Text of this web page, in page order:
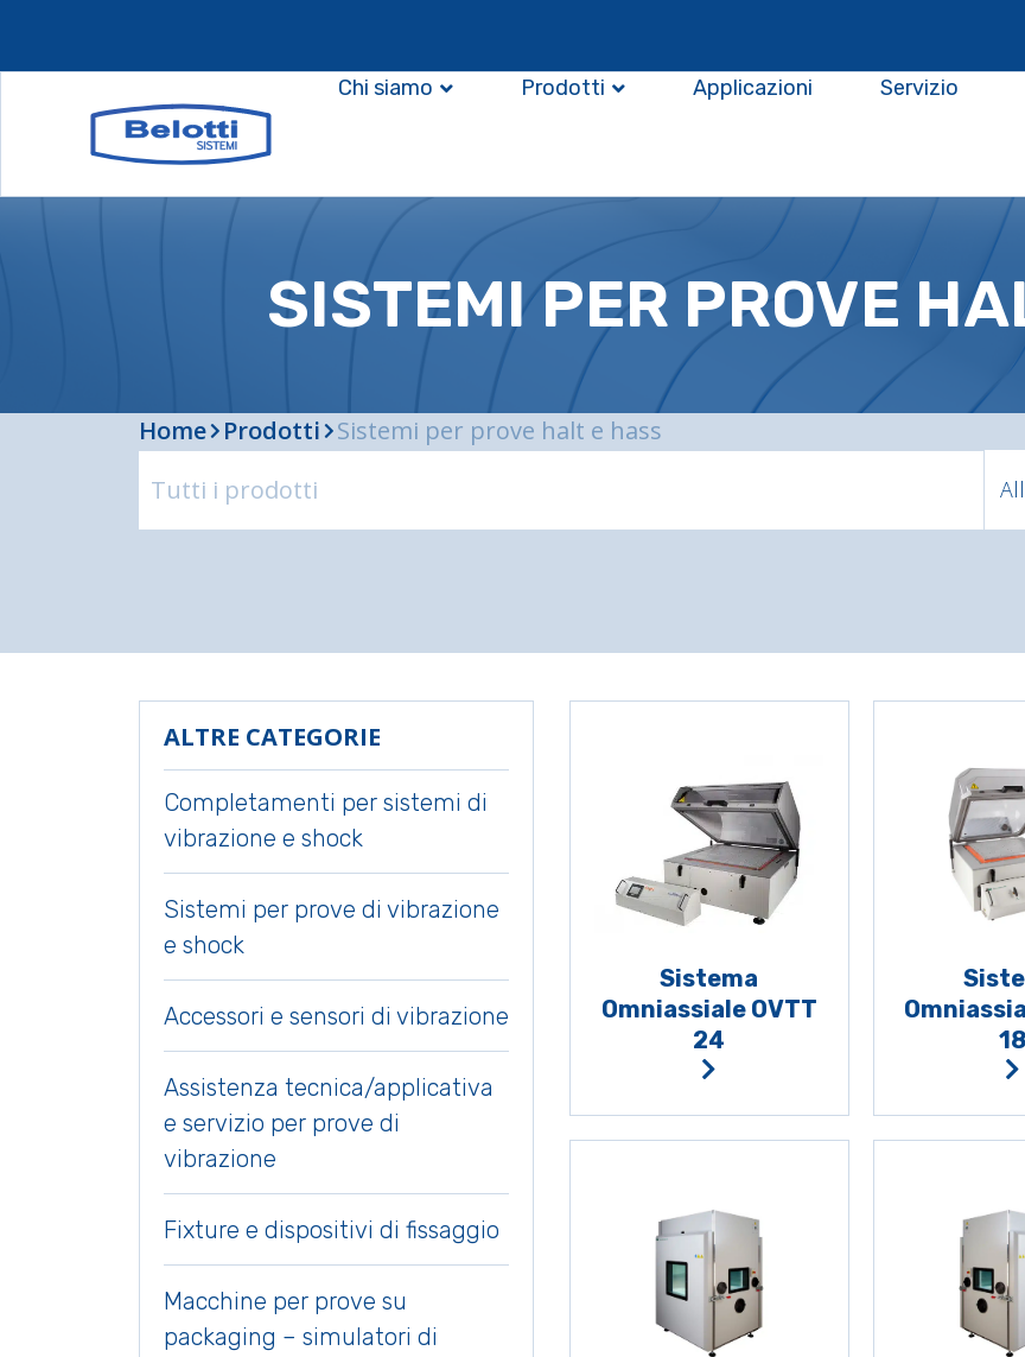
Chi siamo
Prodotti Applicazioni Servizio
SISTEMI PER PROVE
Home Prodotti Sistemi per prove halt e hass
ALTRE CATEGORIE
Completamenti per sistemi di
vibrazione e shock
Sistemi per prove di vibrazione
e shock
Accessori e sensori di vibrazione
Assistenza tecnica/applicativa
e servizio per prove di
vibrazione
Fixture e dispositivi di fissaggio
Macchine per prove su
packaging – simulatori di
Sistema
Omniassiale OVTT
24
18